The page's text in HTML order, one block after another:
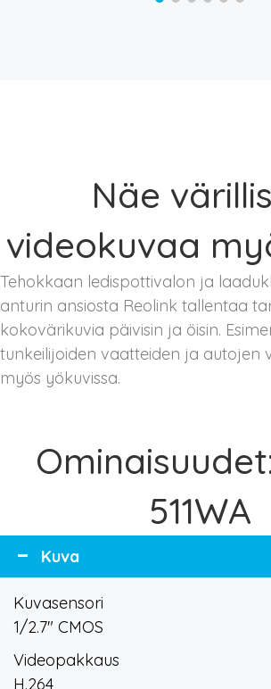
Näe
videokuvaa
Tehokkaan ledispottivalon ja
anturin ansiosta Reolink tallentaa
kokovärikuvia päivisin ja öisin.
tunkeilijoiden vaatteiden ja autojen
myös yökuvissa.
511WA
Kuva
Kuvasensori
1/2.7" CMOS
Videopakkaus
H.264